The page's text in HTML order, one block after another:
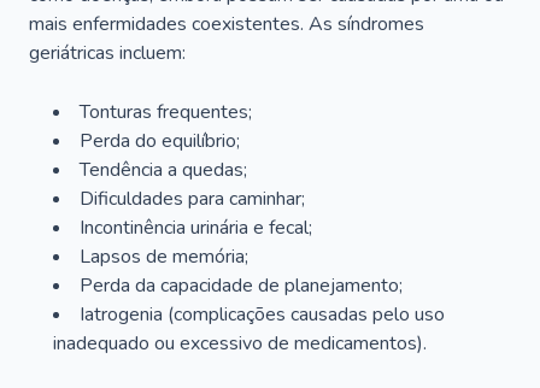
mais enfermidades coexistentes. As síndromes
geriátricas incluem:
Tonturas frequentes;
Perda do equilíbrio;
Tendência a quedas;
Dificuldades para caminhar;
Incontinência urinária e fecal;
Lapsos de memória;
Perda da capacidade de planejamento;
Iatrogenia (complicações causadas pelo uso
inadequado ou excessivo de medicamentos).